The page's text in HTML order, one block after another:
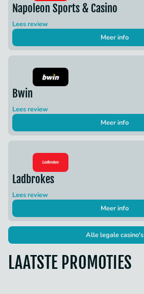
Napoleon Sports & Casino
Lees review
Meer info
Bwin
Lees review
Meer info
Ladbrokes
Lees review
Meer info
Alle legale casino's
LAATSTE PROMOTIES